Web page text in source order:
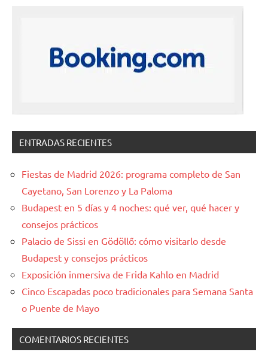
ENTRADAS RECIENTES
Fiestas de Madrid 2026: programa completo de San
Cayetano, San Lorenzo y La Paloma
Budapest en 5 días y 4 noches: qué ver, qué hacer y
consejos prácticos
Palacio de Sissi en Gödöllő: cómo visitarlo desde
Budapest y consejos prácticos
Exposición inmersiva de Frida Kahlo en Madrid
Cinco Escapadas poco tradicionales para Semana Santa
o Puente de Mayo
COMENTARIOS RECIENTES